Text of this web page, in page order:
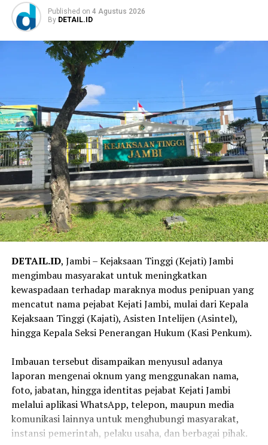
Published on 4 Agustus 2026
By DETAIL.ID
DETAIL.ID, Jambi – Kejaksaan Tinggi (Kejati) Jambi
mengimbau masyarakat untuk meningkatkan
kewaspadaan terhadap maraknya modus penipuan yang
mencatut nama pejabat Kejati Jambi, mulai dari Kepala
Kejaksaan Tinggi (Kajati), Asisten Intelijen (Asintel),
hingga Kepala Seksi Penerangan Hukum (Kasi Penkum).
‎Imbauan tersebut disampaikan menyusul adanya
laporan mengenai oknum yang menggunakan nama,
foto, jabatan, hingga identitas pejabat Kejati Jambi
melalui aplikasi WhatsApp, telepon, maupun media
komunikasi lainnya untuk menghubungi masyarakat,
instansi pemerintah, pelaku usaha, dan berbagai pihak.